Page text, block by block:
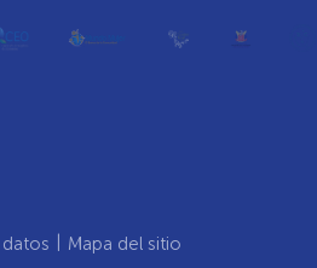
Mapa del sitio